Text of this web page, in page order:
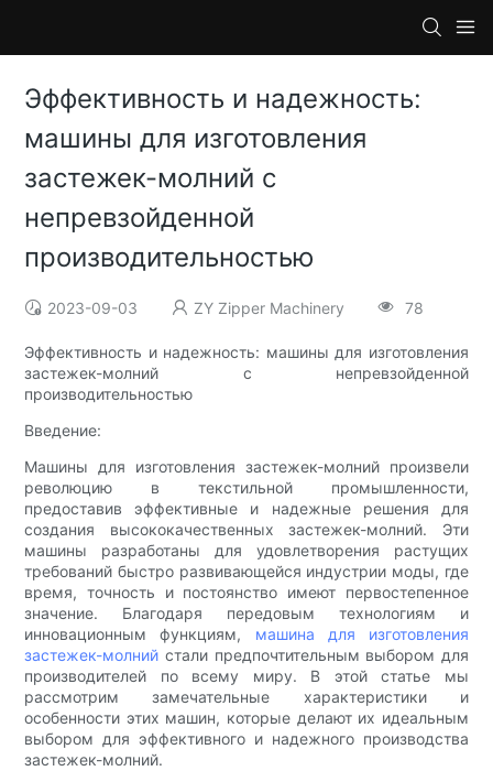
Эффективность и надежность:
машины для изготовления
застежек-молний с
непревзойденной
производительностью
2023-09-03 ZY Zipper Machinery 78
Эффективность и надежность: машины для изготовления
застежек-молний с непревзойденной
производительностью
Введение:
Машины для изготовления застежек-молний произвели
революцию в текстильной промышленности,
предоставив эффективные и надежные решения для
создания высококачественных застежек-молний. Эти
машины разработаны для удовлетворения растущих
требований быстро развивающейся индустрии моды, где
время, точность и постоянство имеют первостепенное
значение. Благодаря передовым технологиям и
инновационным функциям, машина для изготовления
застежек-молний стали предпочтительным выбором для
производителей по всему миру. В этой статье мы
рассмотрим замечательные характеристики и
особенности этих машин, которые делают их идеальным
выбором для эффективного и надежного производства
застежек-молний.